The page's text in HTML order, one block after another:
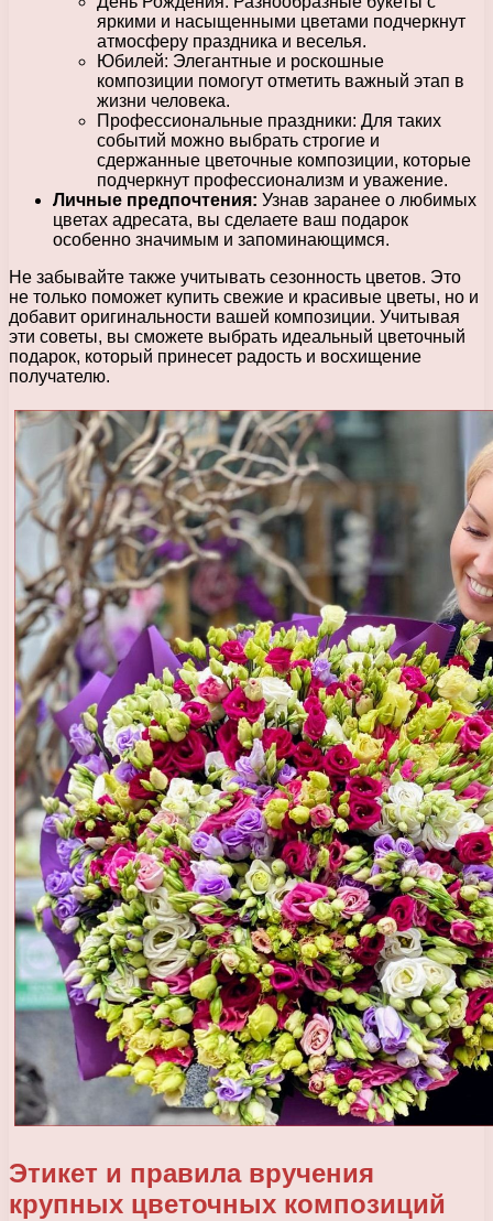
яркими и насыщенными цветами подчеркнут
атмосферу праздника и веселья.
Юбилей: Элегантные и роскошные
композиции помогут отметить важный этап в
жизни человека.
Профессиональные праздники: Для таких
событий можно выбрать строгие и
сдержанные цветочные композиции, которые
подчеркнут профессионализм и уважение.
Личные предпочтения: Узнав заранее о любимых
цветах адресата, вы сделаете ваш подарок
особенно значимым и запоминающимся.
Не забывайте также учитывать сезонность цветов. Это
не только поможет купить свежие и красивые цветы, но и
добавит оригинальности вашей композиции. Учитывая
эти советы, вы сможете выбрать идеальный цветочный
подарок, который принесет радость и восхищение
получателю.
Этикет и правила вручения
крупных цветочных композиций